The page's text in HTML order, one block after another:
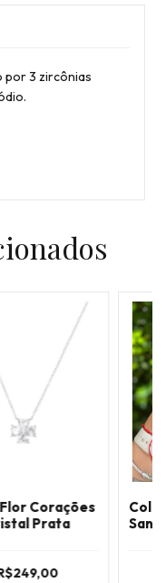
3 zircônias
Corações
Prata